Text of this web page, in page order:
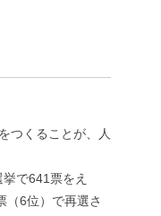
つくることが、人
で641票をえ
（6位）で再選さ